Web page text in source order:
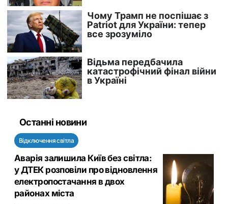
Останні новини
Відключення світла
Аварія залишила Київ без світла:
у ДТЕК розповіли про відновлення
електропостачання в двох
районах міста